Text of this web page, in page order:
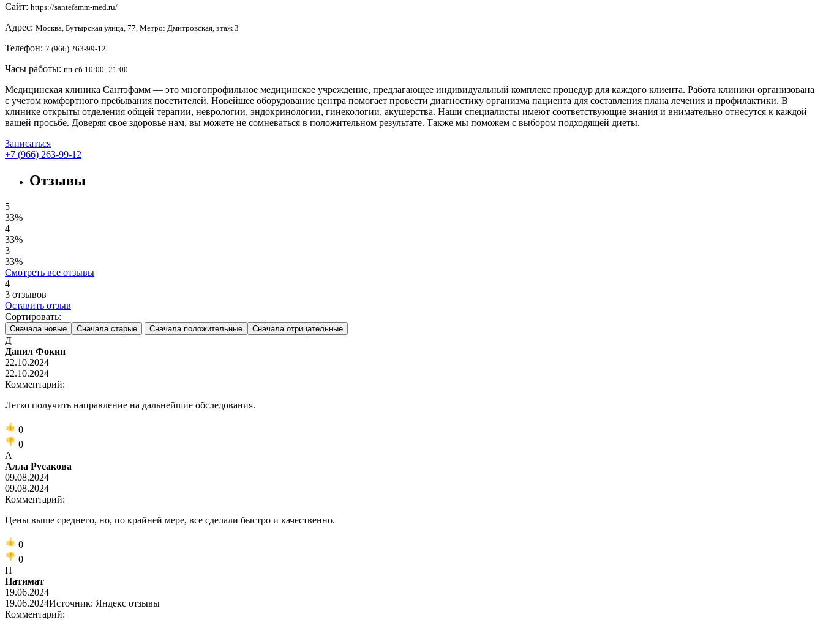
Сайт: https://santefamm-med.ru/
Адрес: Москва, Бутырская улица, 77, Метро: Дмитровская, этаж 3
Телефон: 7 (966) 263-99-12
Часы работы: пн-сб 10:00–21:00
Медицинская клиника Сантэфамм — это многопрофильное медицинское учреждение, предлагающее индивидуальный комплекс процедур для каждого клиента. Работа клиники организована
с учетом комфортного пребывания посетителей. Новейшее оборудование центра помогает провести диагностику организма пациента для составления плана лечения и профилактики. В
клинике открыты отделения общей терапии, неврологии, эндокринологии, гинекологии, акушерства. Наши специалисты имеют соответствующие знания и внимательно отнесутся к каждой
вашей просьбе. Доверяя свое здоровье нам, вы можете не сомневаться в положительном результате. Также мы поможем с выбором подходящей диеты.
Записаться
+7 (966) 263-99-12
Отзывы
5
33%
4
33%
3
33%
Смотреть все отзывы
4
3 отзывов
Оставить отзыв
Сортировать:
Сначала новые Сначала старые Сначала положительные Сначала отрицательные
Д
Данил Фокин
22.10.2024
22.10.2024
Комментарий:
Легко получить направление на дальнейшие обследования.
0
0
А
Алла Русакова
09.08.2024
09.08.2024
Комментарий:
Цены выше среднего, но, по крайней мере, все сделали быстро и качественно.
0
0
П
Патимат
19.06.2024
19.06.2024Источник: Яндекс отзывы
Комментарий: